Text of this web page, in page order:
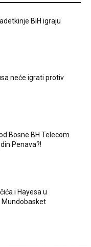
BiH igraju
neće igrati protiv
Bosne BH Telecom
Penava?!
i Hayesa u
Mundobasket